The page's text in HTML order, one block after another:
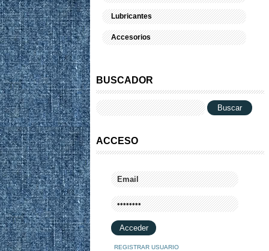
Lubricantes
Accesorios
BUSCADOR
ACCESO
REGISTRAR USUARIO